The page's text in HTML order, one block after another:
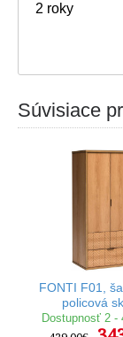
2 roky
Súvisiace
FONTI F01,
policová
Dostupnosť 2 -